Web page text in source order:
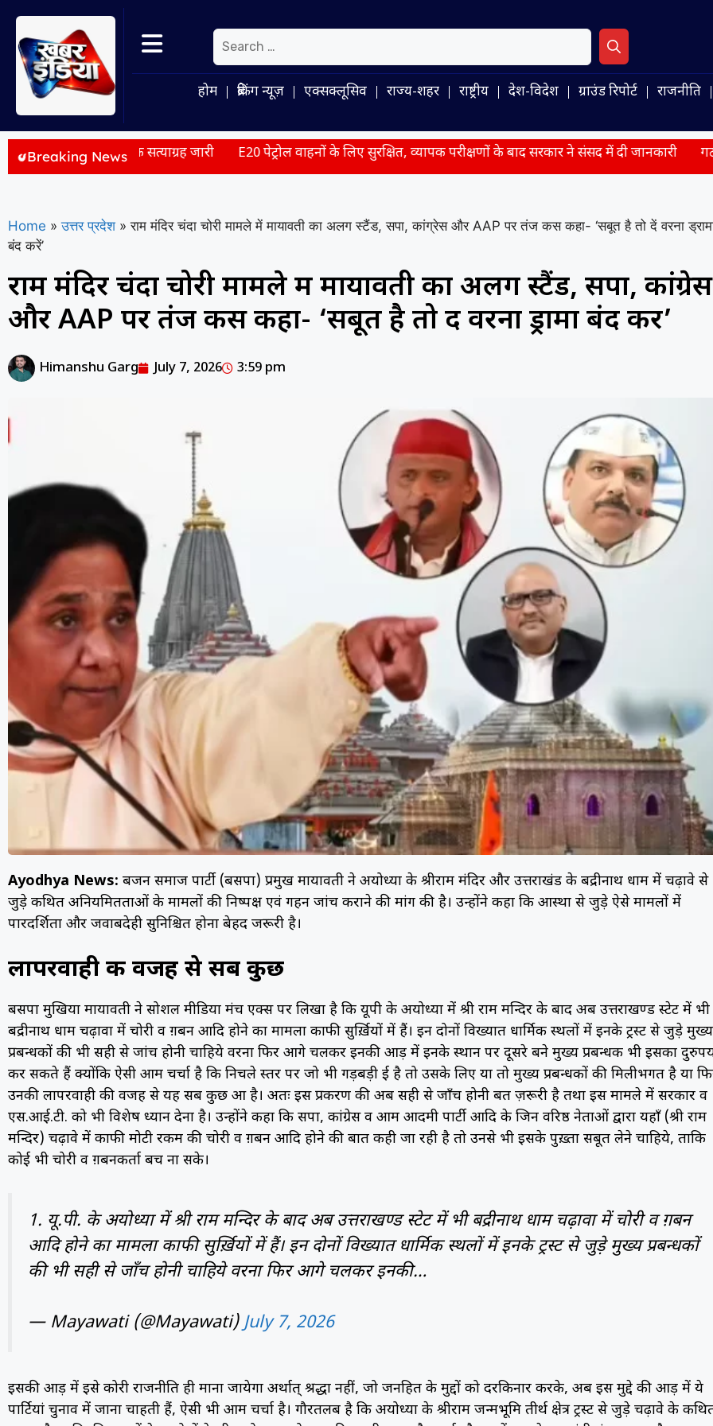
होम ब्रेकिंग न्यूज़ एक्सक्लूसिव राज्य-शहर राष्ट्रीय देश-विदेश ग्राउंड रिपोर्ट राजनीति
Breaking News
पूरी होने तक सत्याग्रह जारी E20 पेट्रोल वाहनों के लिए सुरक्षित, व्यापक परीक्षणों के बाद सरकार ने संसद में दी जानकारी गठबंधन का
Home » उत्तर प्रदेश » राम मंदिर चंदा चोरी मामले में मायावती का अलग स्टैंड, सपा, कांग्रेस और AAP पर तंज कस कहा- ‘सबूत है तो दें वरना
बंद करें’
राम मंदिर चंदा चोरी मामले में मायावती का अलग स्टैंड, सपा, कांग्रेस
और AAP पर तंज कस कहा- ‘सबूत है तो दें वरना ड्रामा बंद करें’
Himanshu Garg July 7, 2026 3:59 pm
Ayodhya News: बहुजन समाज पार्टी (बसपा) प्रमुख मायावती ने अयोध्या के श्रीराम मंदिर और उत्तराखंड के बद्रीनाथ धाम में चढ़ावे से
जुड़े कथित अनियमितताओं के मामलों की निष्पक्ष एवं गहन जांच कराने की मांग की है। उन्होंने कहा कि आस्था से जुड़े ऐसे मामलों में
पारदर्शिता और जवाबदेही सुनिश्चित होना बेहद जरूरी है।
लापरवाही की वजह से सब कुछ
बसपा मुखिया मायावती ने सोशल मीडिया मंच एक्स पर लिखा है कि यूपी के अयोध्या में श्री राम मन्दिर के बाद अब उत्तराखण्ड स्टेट में भी
बद्रीनाथ धाम चढ़ावा में चोरी व ग़बन आदि होने का मामला काफी सुर्ख़ियों में हैं। इन दोनों विख्यात धार्मिक स्थलों में इनके ट्रस्ट से जुड़े मुख्य
प्रबन्धकों की भी सही से जांच होनी चाहिये वरना फिर आगे चलकर इनकी आड़ में इनके स्थान पर दूसरे बने मुख्य प्रबन्धक भी इसका
कर सकते हैं क्योंकि ऐसी आम चर्चा है कि निचले स्तर पर जो भी गड़बड़ी हुई है तो उसके लिए या तो मुख्य प्रबन्धकों की मिलीभगत है या
उनकी लापरवाही की वजह से यह सब कुछ हुआ है। अतः इस प्रकरण की अब सही से जाँच होनी बहुत ज़रूरी है तथा इस मामले में सरकार व
एस.आई.टी. को भी विशेष ध्यान देना है। उन्होंने कहा कि सपा, कांग्रेस व आम आदमी पार्टी आदि के जिन वरिष्ठ नेताओं द्वारा यहाँ (श्री राम
मन्दिर) चढ़ावे में काफी मोटी रकम की चोरी व ग़बन आदि होने की बात कही जा रही है तो उनसे भी इसके पुख़्ता सबूत लेने चाहिये, ताकि
कोई भी चोरी व ग़बनकर्ता बच ना सके।
1. यू.पी. के अयोध्या में श्री राम मन्दिर के बाद अब उत्तराखण्ड स्टेट में भी बद्रीनाथ धाम चढ़ावा में चोरी व ग़बन
आदि होने का मामला काफी सुर्ख़ियों में हैं। इन दोनों विख्यात धार्मिक स्थलों में इनके ट्रस्ट से जुड़े मुख्य प्रबन्धकों
की भी सही से जाँच होनी चाहिये वरना फिर आगे चलकर इनकी…
— Mayawati (@Mayawati)July 7, 2026
इसकी आड़ में इसे कोरी राजनीति ही माना जायेगा अर्थात् श्रद्धा नहीं, जो जनहित के मुद्दों को दरकिनार करके, अब इस मुद्दे की आड़ में ये
पार्टियां चुनाव में जाना चाहती हैं, ऐसी भी आम चर्चा है। गौरतलब है कि अयोध्या के श्रीराम जन्मभूमि तीर्थ क्षेत्र ट्रस्ट से जुड़े चढ़ावे के